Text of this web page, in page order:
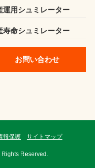
運用シュミレーター
寿命シュミレーター
お問い合わせ
報保護 サイトマップ
Reserved.